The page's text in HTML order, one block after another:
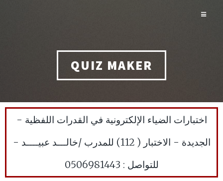
QUIZ MAKER
اختبارات الضياء الإلكترونية في القدرات اللفظية -
الجديدة - الاختبار ( 112) للمدرب /خالـــد عبيــــد -
للتواصل : 0506981443